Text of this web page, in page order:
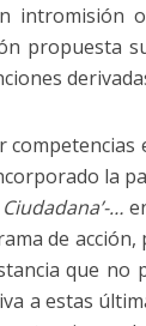
intromisión
propuesta
la
…
de
que no
a estas